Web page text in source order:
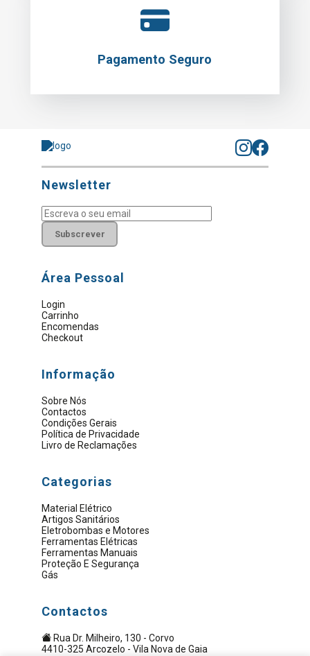
Pagamento Seguro
Newsletter
Subscrever
Área Pessoal
Login
Carrinho
Encomendas
Checkout
Informação
Sobre Nós
Contactos
Condições Gerais
Política de Privacidade
Livro de Reclamações
Categorias
Material Elétrico
Artigos Sanitários
Eletrobombas e Motores
Ferramentas Elétricas
Ferramentas Manuais
Proteção E Segurança
Gás
Contactos
Rua Dr. Milheiro, 130 - Corvo
4410-325 Arcozelo - Vila Nova de Gaia